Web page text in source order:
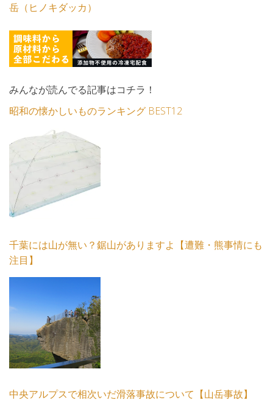
岳（ヒノキダッカ）
みんなが読んでる記事はコチラ！
昭和の懐かしいものランキング BEST12
千葉には山が無い？鋸山がありますよ【遭難・熊事情にも
注目】
中央アルプスで相次いだ滑落事故について【山岳事故】